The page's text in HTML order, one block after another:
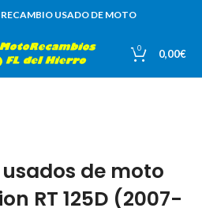
USADO DE MOTO
0 0,00€
de moto
RT 125D (2007-